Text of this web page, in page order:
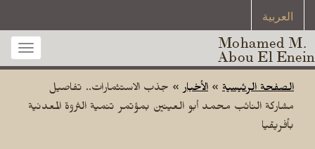
العربية
Mohamed M.
Abou El Enein
الصفحة الرئيسية » الأخبار» جذب الاستثمارات.. تفاصيل
مشاركة النائب محمد أبو العينين بمؤتمر تنمية الثروة المعدنية
بأفريقيا